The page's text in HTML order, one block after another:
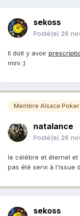
sekoss
Posté(e) 26
Il doit y avoir
mini ;)
Membre Alsace
natalance
Posté(e) 26
le célèbre et éternel
pas été servi à l'issue
sekoss